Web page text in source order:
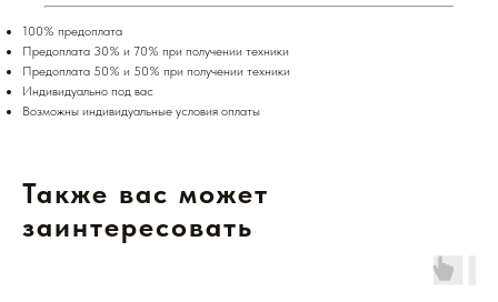
100% предоплата
Предоплата 30% и 70% при получении техники
Предоплата 50% и 50% при получении техники
Индивидуально под вас
Возможны индивидуальные условия оплаты
Также вас может
заинтересовать